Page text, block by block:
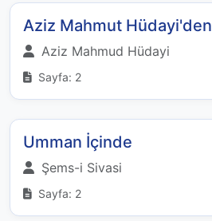
Aziz Mahmut Hüdayi'den
Aziz Mahmud Hüdayi
Sayfa: 2
Umman İçinde
Şems-i Sivasi
Sayfa: 2